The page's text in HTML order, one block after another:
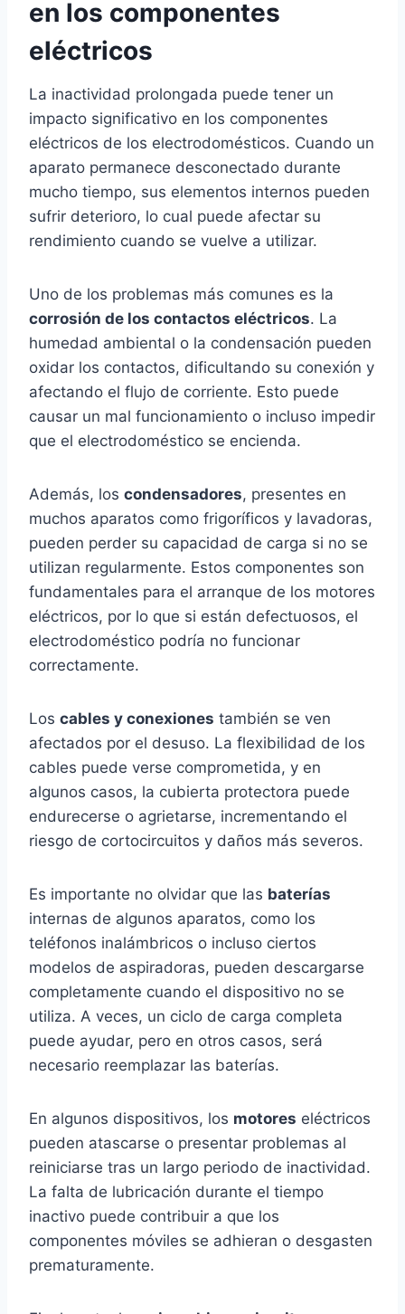
en los componentes
eléctricos
La inactividad prolongada puede tener un
impacto significativo en los componentes
eléctricos de los electrodomésticos. Cuando un
aparato permanece desconectado durante
mucho tiempo, sus elementos internos pueden
sufrir deterioro, lo cual puede afectar su
rendimiento cuando se vuelve a utilizar.
Uno de los problemas más comunes es la
corrosión de los contactos eléctricos. La
humedad ambiental o la condensación pueden
oxidar los contactos, dificultando su conexión y
afectando el flujo de corriente. Esto puede
causar un mal funcionamiento o incluso impedir
que el electrodoméstico se encienda.
Además, los condensadores, presentes en
muchos aparatos como frigoríficos y lavadoras,
pueden perder su capacidad de carga si no se
utilizan regularmente. Estos componentes son
fundamentales para el arranque de los motores
eléctricos, por lo que si están defectuosos, el
electrodoméstico podría no funcionar
correctamente.
Los cables y conexiones también se ven
afectados por el desuso. La flexibilidad de los
cables puede verse comprometida, y en
algunos casos, la cubierta protectora puede
endurecerse o agrietarse, incrementando el
riesgo de cortocircuitos y daños más severos.
Es importante no olvidar que las baterías
internas de algunos aparatos, como los
teléfonos inalámbricos o incluso ciertos
modelos de aspiradoras, pueden descargarse
completamente cuando el dispositivo no se
utiliza. A veces, un ciclo de carga completa
puede ayudar, pero en otros casos, será
necesario reemplazar las baterías.
En algunos dispositivos, los motores eléctricos
pueden atascarse o presentar problemas al
reiniciarse tras un largo periodo de inactividad.
La falta de lubricación durante el tiempo
inactivo puede contribuir a que los
componentes móviles se adhieran o desgasten
prematuramente.